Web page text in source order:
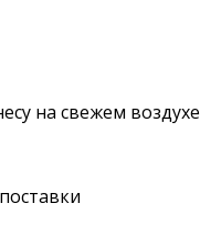
на свежем воздухе